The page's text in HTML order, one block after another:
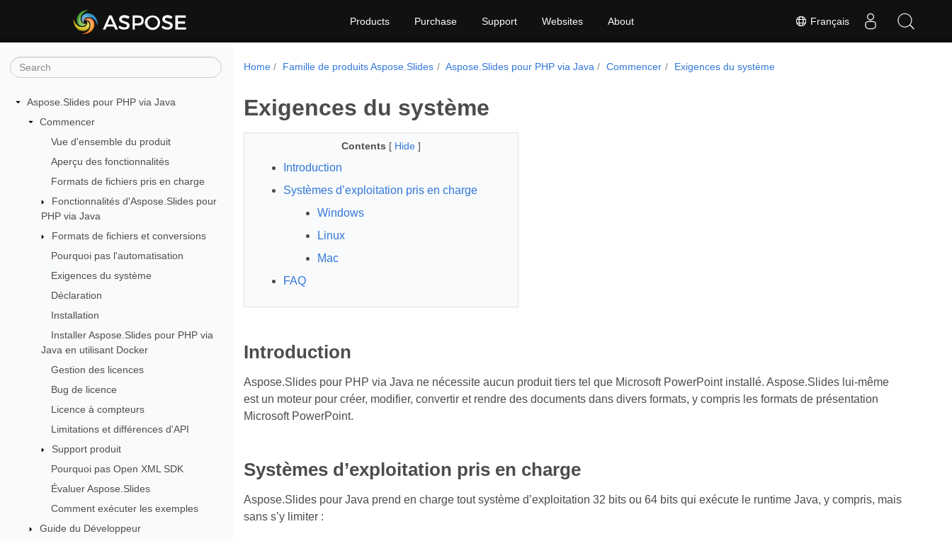
Français
Products Purchase Support Websites About
Aspose.Slides pour PHP via Java
Commencer
Vue d'ensemble du produit
Aperçu des fonctionnalités
Formats de fichiers pris en charge
Fonctionnalités d'Aspose.Slides pour
PHP via Java
Formats de fichiers et conversions
Pourquoi pas l'automatisation
Exigences du système
Déclaration
Installation
Installer Aspose.Slides pour PHP via
Java en utilisant Docker
Gestion des licences
Bug de licence
Licence à compteurs
Limitations et différences d'API
Support produit
Pourquoi pas Open XML SDK
Évaluer Aspose.Slides
Comment exécuter les exemples
Guide du Développeur
Home Famille de produits Aspose.Slides Aspose.Slides pour PHP via Java Commencer Exigences du système
Exigences du système
Contents [ Hide ]
Introduction
Systèmes d’exploitation pris en charge
Windows
Linux
Mac
FAQ
Introduction
Aspose.Slides pour PHP via Java ne nécessite aucun produit tiers tel que Microsoft PowerPoint installé. Aspose.Slides lui‑même
est un moteur pour créer, modifier, convertir et rendre des documents dans divers formats, y compris les formats de présentation
Microsoft PowerPoint.
Systèmes d’exploitation pris en charge
Aspose.Slides pour Java prend en charge tout système d’exploitation 32 bits ou 64 bits qui exécute le runtime Java, y compris, mais
sans s’y limiter :